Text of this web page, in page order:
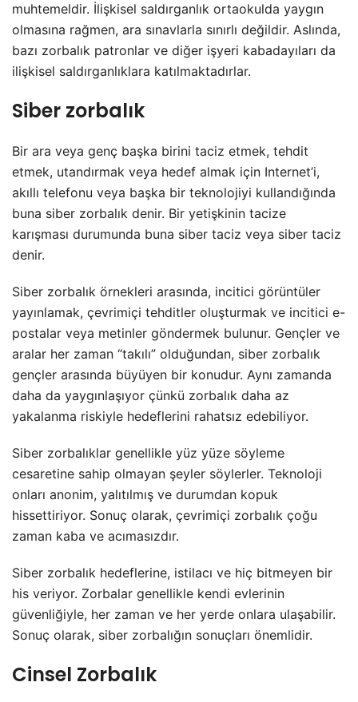
muhtemeldir. İlişkisel saldırganlık ortaokulda yaygın
olmasına rağmen, ara sınavlarla sınırlı değildir. Aslında,
bazı zorbalık patronlar ve diğer işyeri kabadayıları da
ilişkisel saldırganlıklara katılmaktadırlar.
Siber zorbalık
Bir ara veya genç başka birini taciz etmek, tehdit
etmek, utandırmak veya hedef almak için Internet’i,
akıllı telefonu veya başka bir teknolojiyi kullandığında
buna siber zorbalık denir. Bir yetişkinin tacize
karışması durumunda buna siber taciz veya siber taciz
denir.
Siber zorbalık örnekleri arasında, incitici görüntüler
yayınlamak, çevrimiçi tehditler oluşturmak ve incitici e-
postalar veya metinler göndermek bulunur. Gençler ve
aralar her zaman “takılı” olduğundan, siber zorbalık
gençler arasında büyüyen bir konudur. Aynı zamanda
daha da yaygınlaşıyor çünkü zorbalık daha az
yakalanma riskiyle hedeflerini rahatsız edebiliyor.
Siber zorbalıklar genellikle yüz yüze söyleme
cesaretine sahip olmayan şeyler söylerler. Teknoloji
onları anonim, yalıtılmış ve durumdan kopuk
hissettiriyor. Sonuç olarak, çevrimiçi zorbalık çoğu
zaman kaba ve acımasızdır.
Siber zorbalık hedeflerine, istilacı ve hiç bitmeyen bir
his veriyor. Zorbalar genellikle kendi evlerinin
güvenliğiyle, her zaman ve her yerde onlara ulaşabilir.
Sonuç olarak, siber zorbalığın sonuçları önemlidir.
Cinsel Zorbalık